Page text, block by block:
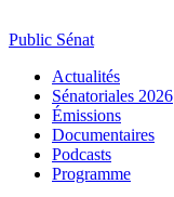
Public Sénat
Actualités
Sénatoriales 2026
Émissions
Documentaires
Podcasts
Programme